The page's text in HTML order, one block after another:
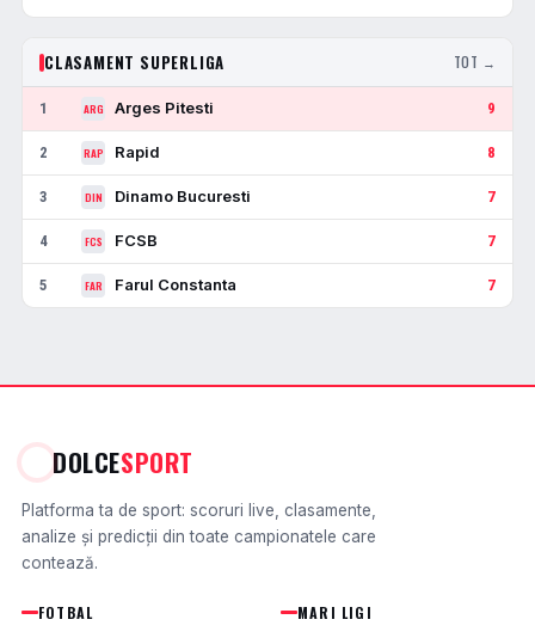
CLASAMENT SUPERLIGA TOT →
1 ARG Arges Pitesti 9
2 RAP Rapid 8
3 DIN Dinamo Bucuresti 7
4 FCS FCSB 7
5 FAR Farul Constanta 7
DOLCESPORT
Platforma ta de sport: scoruri live, clasamente,
analize și predicții din toate campionatele care
contează.
FOTBAL MARI LIGI